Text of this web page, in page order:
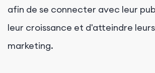
afin de se connecter avec leur
leur croissance et d'atteindre
marketing.